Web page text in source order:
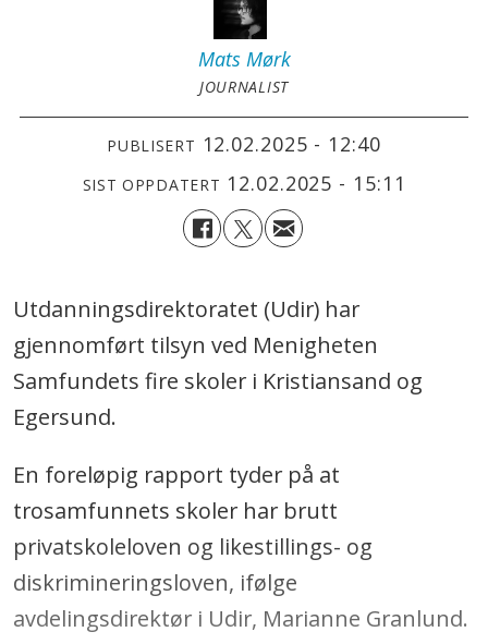
Mats Mørk
JOURNALIST
PUBLISERT 12.02.2025 - 12:40
SIST OPPDATERT 12.02.2025 - 15:11
Utdanningsdirektoratet (Udir) har
gjennomført tilsyn ved Menigheten
Samfundets fire skoler i Kristiansand og
Egersund.
En foreløpig rapport tyder på at
trosamfunnets skoler har brutt
privatskoleloven og likestillings- og
diskrimineringsloven, ifølge
avdelingsdirektør i Udir, Marianne Granlund.